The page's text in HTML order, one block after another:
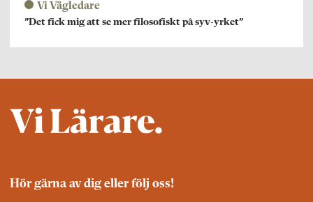
Vi Vägledare
”Det fick mig att se mer filosofiskt på syv-yrket”
Hör gärna av dig eller följ oss!